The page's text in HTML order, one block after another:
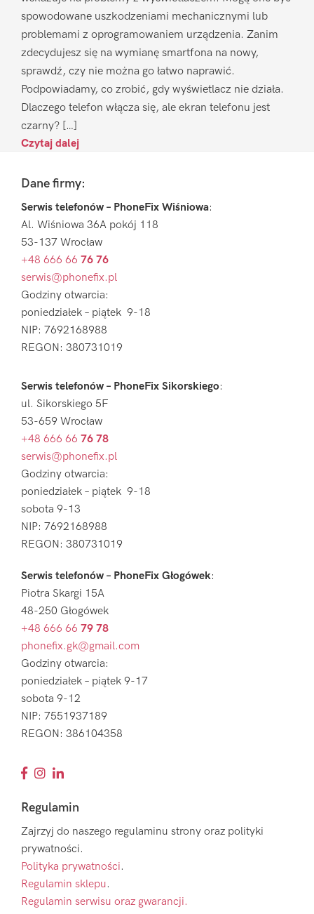
spowodowane uszkodzeniami mechanicznymi lub
problemami z oprogramowaniem urządzenia. Zanim
zdecydujesz się na wymianę smartfona na nowy,
sprawdź, czy nie można go łatwo naprawić.
Podpowiadamy, co zrobić, gdy wyświetlacz nie działa.
Dlaczego telefon włącza się, ale ekran telefonu jest
czarny? […]
Czytaj dalej
FooterDane firmy:
Serwis telefonów – PhoneFix Wiśniowa:
Al. Wiśniowa 36A pokój 118
53-137 Wrocław
+48 666 66 76 76
serwis@phonefix.pl
Godziny otwarcia:
poniedziałek – piątek 9-18
NIP: 7692168988
REGON: 380731019
Serwis telefonów – PhoneFix Sikorskiego:
ul. Sikorskiego 5F
53-659 Wrocław
+48 666 66 76 78
serwis@phonefix.pl
Godziny otwarcia:
poniedziałek – piątek 9-18
sobota 9-13
NIP: 7692168988
REGON: 380731019
Serwis telefonów – PhoneFix Głogówek:
Piotra Skargi 15A
48-250 Głogówek
+48 666 66 79 78
phonefix.gk@gmail.com
Godziny otwarcia:
poniedziałek – piątek 9-17
sobota 9-12
NIP: 7551937189
REGON: 386104358
Regulamin
Zajrzyj do naszego regulaminu strony oraz polityki
prywatności.
Polityka prywatności.
Regulamin sklepu.
Regulamin serwisu oraz gwarancji.